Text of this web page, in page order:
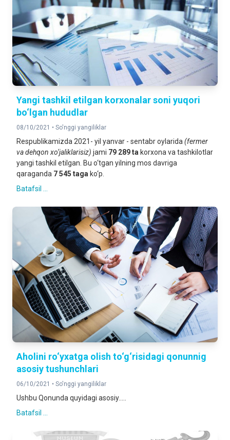
Yangi tashkil etilgan korxonalar soni yuqori
bo‘lgan hududlar
08/10/2021 • So'nggi yangiliklar
Respublikamizda 2021- yil yanvar - sentabr oylarida (fermer
va dehqon xo‘jaliklarisiz) jami 79 289 ta korxona va tashkilotlar
yangi tashkil etilgan. Bu o‘tgan yilning mos davriga
qaraganda 7 545 taga ko‘p.
Batafsil ...
Aholini ro‘yxatga olish to‘g‘risidagi qonunnig
asosiy tushunchlari
06/10/2021 • So'nggi yangiliklar
Ushbu Qonunda quyidagi asosiy.....
Batafsil ...